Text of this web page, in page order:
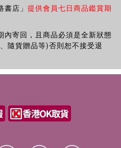
店」 提供會員七日商品鑑賞期
內寄回，且商品必須是全新狀態
隨貨贈品等)否則恕不接受退